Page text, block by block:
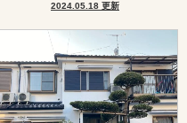
2024.05.18 更新